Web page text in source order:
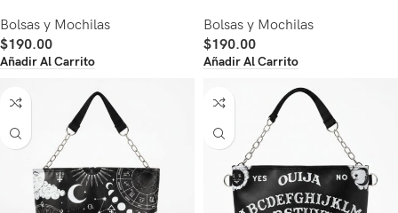
Bolsas y Mochilas
$190.00
Añadir Al Carrito
Bolsas y Mochilas
$190.00
Añadir Al Carrito